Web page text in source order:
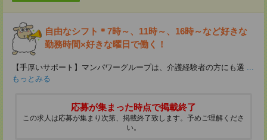
自由なシフト＊7時～、11時～、16時～など好きな
勤務時間×好きな曜日で働く！
【手厚いサポート】マンパワーグループは、介護経験者の方にも選 ...
もっとみる
応募が集まった時点で掲載終了
この求人は応募が集まり次第、掲載終了致します。予めご理解くださ
い。